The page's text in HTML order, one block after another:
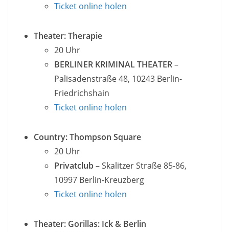
Ticket online holen
Theater: Therapie
20 Uhr
BERLINER KRIMINAL THEATER–
Palisadenstraße 48, 10243 Berlin-
Friedrichshain
Ticket online holen
Country: Thompson Square
20 Uhr
Privatclub– Skalitzer Straße 85-86,
10997 Berlin-Kreuzberg
Ticket online holen
Theater: Gorillas: Ick & Berlin